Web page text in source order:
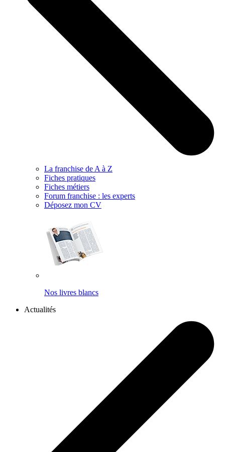
La franchise de A à Z
Fiches pratiques
Fiches métiers
Forum franchise : les experts
Déposez mon CV
Nos livres blancs
Actualités